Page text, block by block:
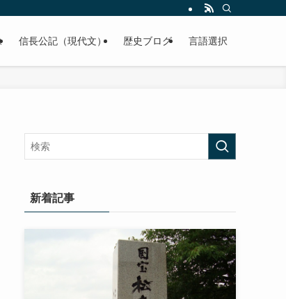
します。
信長公記（現代文） 歴史ブログ 言語選択
新着記事